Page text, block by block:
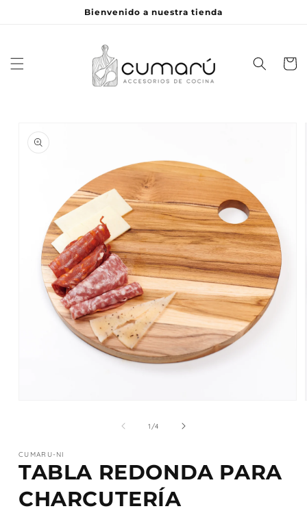
Bienvenido a nuestra tienda
Carrito
información
una
ventana
modal
1/de
4
CUMARU-NI
TABLA REDONDA PARA
CHARCUTERÍA